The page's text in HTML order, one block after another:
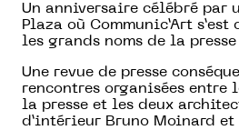
Un anniversaire célébré par
Plaza où Communic’Art
les grands noms de la
Une revue de presse
rencontres organisées entre
la presse et les deux
d’intérieur Bruno Moinard